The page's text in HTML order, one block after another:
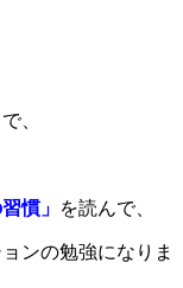
、
慣」 を読んで、
ンの勉強になりま